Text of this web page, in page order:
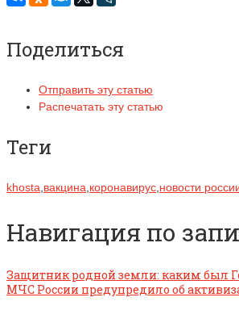
Поделиться
Отправить эту статью
Распечатать эту статью
Теги
khosta вакцина коронавирус новости
Навигация по
Защитник родной земли: каким был
МЧС России предупредило об